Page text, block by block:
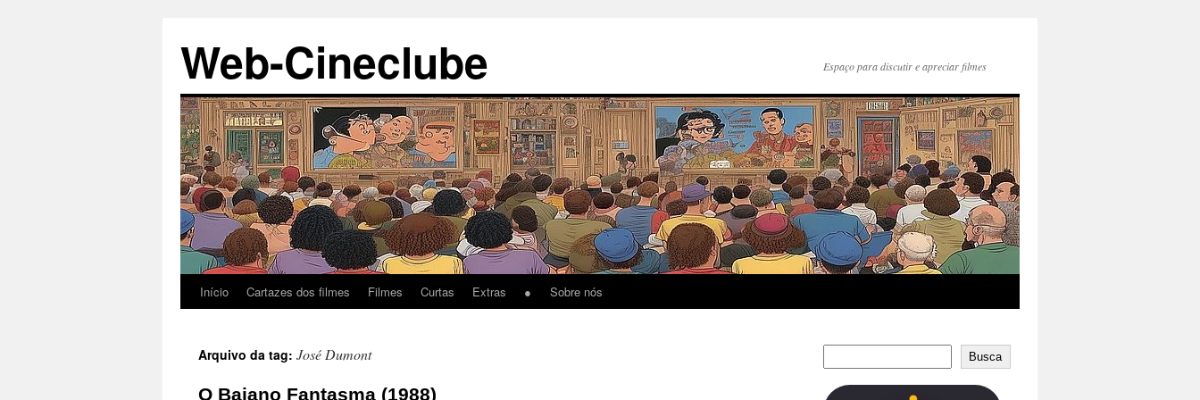
o
conteúdo
Web-Cineclube Espaço para discutir e apreciar filmes
Início Cartazes dos filmes Filmes Curtas Extras ● Sobre nós
Arquivo da tag: José Dumont
O Baiano Fantasma (1988)
Busca